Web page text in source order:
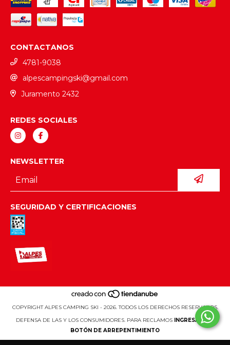
CONTACTANOS
4781-9038
alpescampingski@gmail.com
Juramento 2432
REDES SOCIALES
NEWSLETTER
SEGURIDAD Y CERTIFICACIONES
COPYRIGHT ALPES CAMPING SKI - 2026. TODOS LOS DERECHOS RESERVADOS.
DEFENSA DE LAS Y LOS CONSUMIDORES. PARA RECLAMOS
INGRESÁ ACÁ.
BOTÓN DE ARREPENTIMIENTO